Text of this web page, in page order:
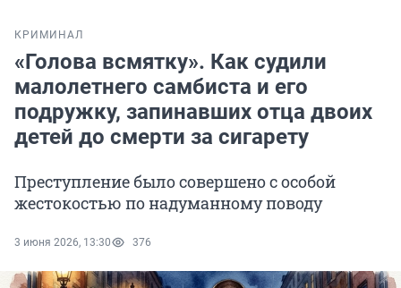
КРИМИНАЛ
«Голова всмятку». Как судили
малолетнего самбиста и его
подружку, запинавших отца двоих
детей до смерти за сигарету
Преступление было совершено с особой
жестокостью по надуманному поводу
3 июня 2026, 13:30 376